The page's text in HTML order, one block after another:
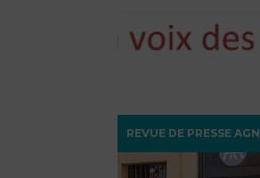
REVUE DE PRESSE AGN